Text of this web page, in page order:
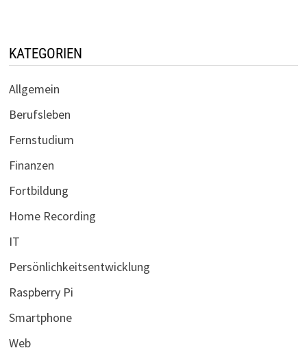
KATEGORIEN
Allgemein
Berufsleben
Fernstudium
Finanzen
Fortbildung
Home Recording
IT
Persönlichkeitsentwicklung
Raspberry Pi
Smartphone
Web